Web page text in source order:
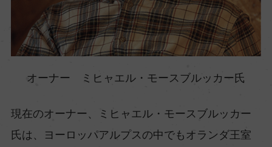
オーナー ミヒャエル・モースブルッカー氏
現在のオーナー、ミヒャエル・モースブルッカー
氏は、ヨーロッパアルプスの中でもオランダ王室